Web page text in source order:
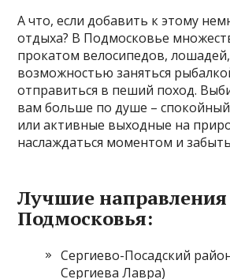
А что, если добавить к этому
отдыха? В Подмосковье
прокатом велосипедов,
возможностью заняться
отправиться в пеший поход.
вам больше по душе –
или активные выходные на
наслаждаться моментом и
Лучшие
Подмосковья:
Сергиево-Посадский
Сергиева Лавра)